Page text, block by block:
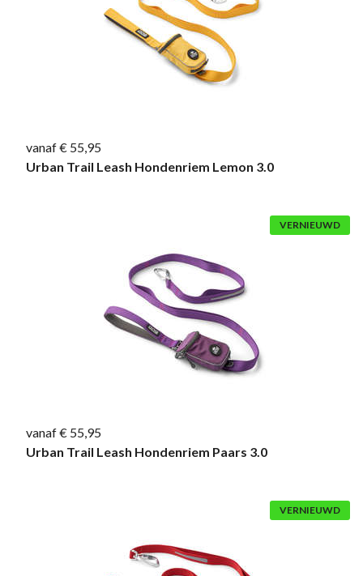
vanaf € 55,95
Urban Trail Leash Hondenriem Lemon 3.0
VERNIEUWD
vanaf € 55,95
Urban Trail Leash Hondenriem Paars 3.0
VERNIEUWD